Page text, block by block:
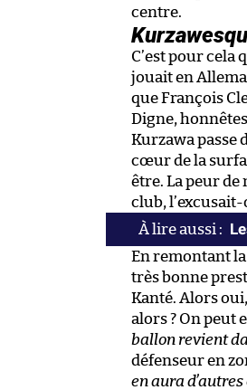
centre.
C’est pour cela
jouait en
que François
Digne,
Kurzawa passe
cœur de la
être. La peur de
club, l’excusait-
En remontant
très bonne
Kanté. Alors
alors ? On peut
ballon revient
défenseur en
en aura